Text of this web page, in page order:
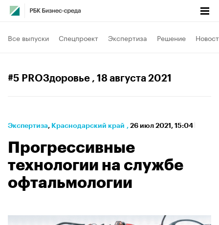
Все выпуски Спецпроект Экспертиза Решение
#5 PROЗдоровье , 18 августа 2021
Экспертиза⁠, Краснодарский край , 26 июл 2021, 15:04
Прогрессивные
технологии на службе
офтальмологии